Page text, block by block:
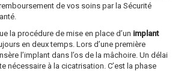
de vos soins par la Sécurité
la procédure de mise en place d’un implant
en deux temps. Lors d’une première
l’implant dans l’os de la mâchoire. Un délai
nécessaire à la cicatrisation. C’est la phase